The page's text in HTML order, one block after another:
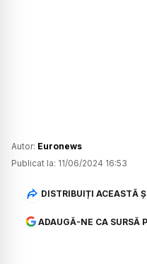
Autor: Euronews
Publicat la: 11/06/2024 16:53
DISTRIBUIȚI ACEASTĂ
ADAUGĂ-NE CA SURSĂ